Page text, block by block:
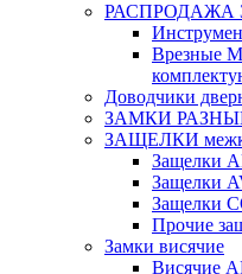
РАСПРОДАЖА
Врезные
Доводчики
ЗАМКИ
ЗАЩЕЛКИ
Защелки
Защелки
Защелки
Прочие
Замки висячие
Висячие